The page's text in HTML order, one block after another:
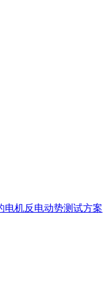
电机反电动势测试方案